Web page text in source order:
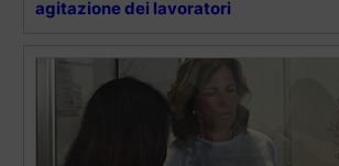
agitazione dei lavoratori